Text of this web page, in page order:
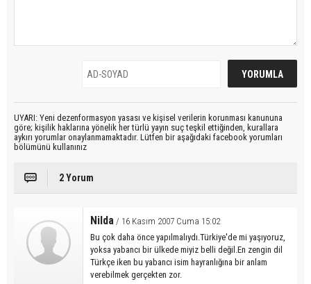
UYARI: Yeni dezenformasyon yasası ve kişisel verilerin korunması kanununa
göre; kişilik haklarına yönelik her türlü yayın suç teşkil ettiğinden, kurallara
aykırı yorumlar onaylanmamaktadır. Lütfen bir aşağıdaki facebook yorumları
bölümünü kullanınız
2 Yorum
Nilda / 16 Kasım 2007 Cuma 15:02
Bu çok daha önce yapılmalıydı.Türkiye'de mi yaşıyoruz,
yoksa yabancı bir ülkede miyiz belli değil.En zengin dil
Türkçe iken bu yabancı isim hayranlığına bir anlam
verebilmek gerçekten zor.